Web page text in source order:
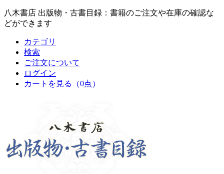
八木書店 出版物・古書目録：書籍のご注文や在庫の確認な
どができます
カテゴリ
検索
ご注文について
ログイン
カートを見る
（0点）